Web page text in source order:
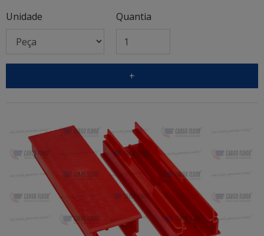
Unidade
Quantia
+